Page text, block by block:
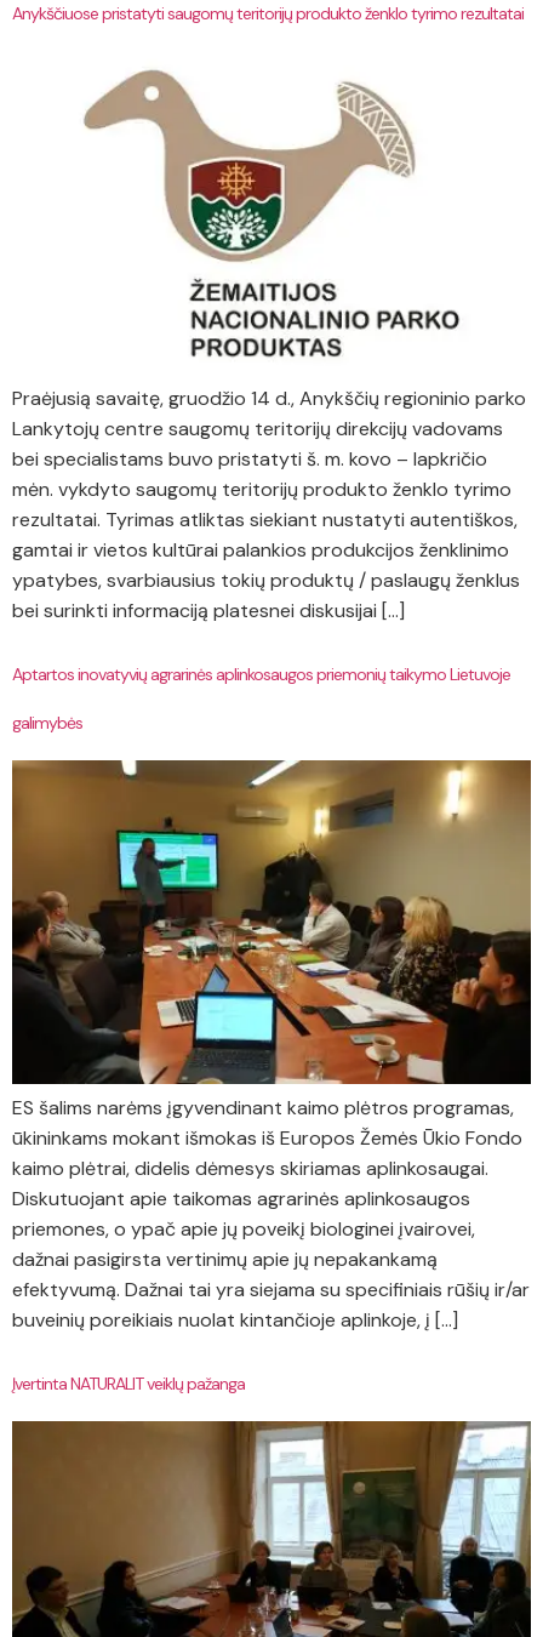
Anykščiuose pristatyti saugomų teritorijų produkto ženklo tyrimo rezultatai
Praėjusią savaitę, gruodžio 14 d., Anykščių regioninio parko
Lankytojų centre saugomų teritorijų direkcijų vadovams
bei specialistams buvo pristatyti š. m. kovo – lapkričio
mėn. vykdyto saugomų teritorijų produkto ženklo tyrimo
rezultatai. Tyrimas atliktas siekiant nustatyti autentiškos,
gamtai ir vietos kultūrai palankios produkcijos ženklinimo
ypatybes, svarbiausius tokių produktų / paslaugų ženklus
bei surinkti informaciją platesnei diskusijai […]
Aptartos inovatyvių agrarinės aplinkosaugos priemonių taikymo Lietuvoje
galimybės
ES šalims narėms įgyvendinant kaimo plėtros programas,
ūkininkams mokant išmokas iš Europos Žemės Ūkio Fondo
kaimo plėtrai, didelis dėmesys skiriamas aplinkosaugai.
Diskutuojant apie taikomas agrarinės aplinkosaugos
priemones, o ypač apie jų poveikį biologinei įvairovei,
dažnai pasigirsta vertinimų apie jų nepakankamą
efektyvumą. Dažnai tai yra siejama su specifiniais rūšių ir/ar
buveinių poreikiais nuolat kintančioje aplinkoje, į […]
Įvertinta NATURALIT veiklų pažanga